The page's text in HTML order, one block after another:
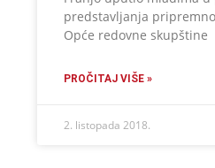
predstavljanja
Opće redovne skupštine
PROČITAJ VIŠE »
2. listopada 2018.